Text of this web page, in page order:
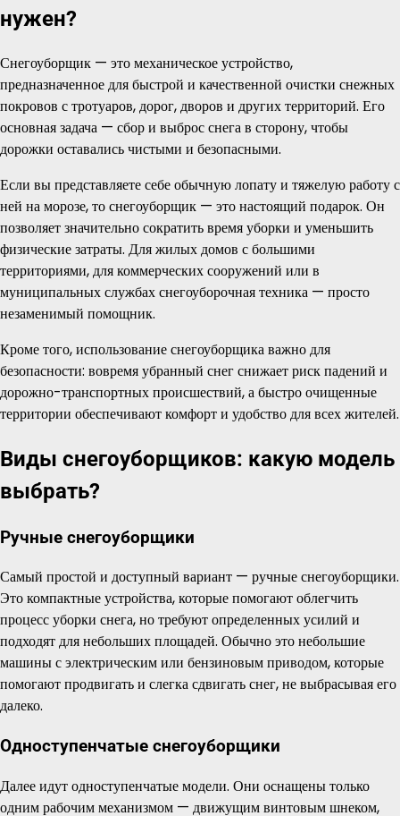
нужен?
Снегоуборщик — это механическое устройство,
предназначенное для быстрой и качественной очистки снежных
покровов с тротуаров, дорог, дворов и других территорий. Его
основная задача — сбор и выброс снега в сторону, чтобы
дорожки оставались чистыми и безопасными.
Если вы представляете себе обычную лопату и тяжелую работу с
ней на морозе, то снегоуборщик — это настоящий подарок. Он
позволяет значительно сократить время уборки и уменьшить
физические затраты. Для жилых домов с большими
территориями, для коммерческих сооружений или в
муниципальных службах снегоуборочная техника — просто
незаменимый помощник.
Кроме того, использование снегоуборщика важно для
безопасности: вовремя убранный снег снижает риск падений и
дорожно-транспортных происшествий, а быстро очищенные
территории обеспечивают комфорт и удобство для всех жителей.
Виды снегоуборщиков: какую модель
выбрать?
Ручные снегоуборщики
Самый простой и доступный вариант — ручные снегоуборщики.
Это компактные устройства, которые помогают облегчить
процесс уборки снега, но требуют определенных усилий и
подходят для небольших площадей. Обычно это небольшие
машины с электрическим или бензиновым приводом, которые
помогают продвигать и слегка сдвигать снег, не выбрасывая его
далеко.
Одноступенчатые снегоуборщики
Далее идут одноступенчатые модели. Они оснащены только
одним рабочим механизмом — движущим винтовым шнеком,